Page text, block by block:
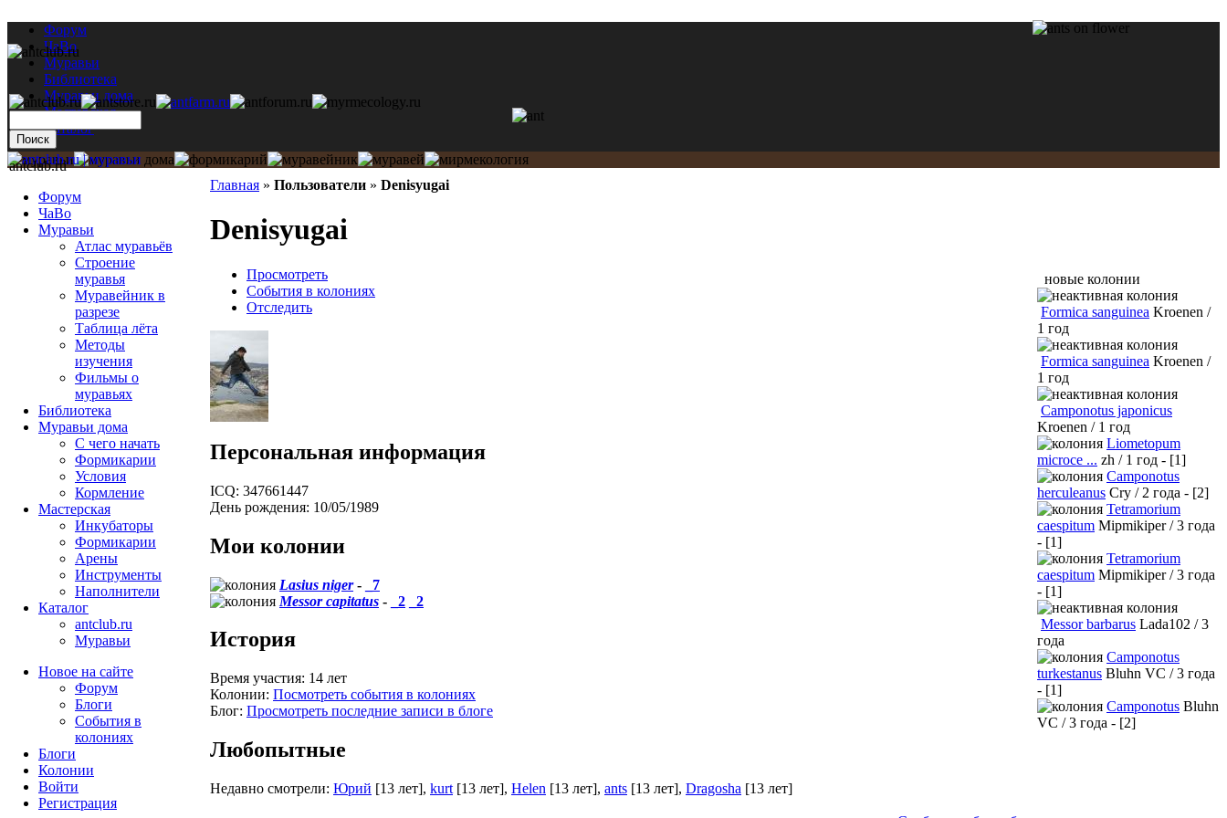
Форум
ЧаВо
Муравьи
Библиотека
Муравьи дома
Мастерская
Каталог
Главная » Пользователи » Denisyugai
Denisyugai
Просмотреть
События в колониях
Отследить
Персональная информация
ICQ: 347661447
День рождения: 10/05/1989
Мои колонии
Lasius niger-
_7
Messor capitatus - _2 _2
История
Время участия: 14 лет
Колонии: Посмотреть события в колониях
Блог: Просмотреть последние записи в блоге
Любопытные
Недавно смотрели: Юрий [13 лет], kurt [13 лет], Helen [13 лет], ants [13 лет], Dragosha [13 лет]
antclub.ru
Форум
ЧаВо
Муравьи
Атлас муравьёв
Строение
муравья
Муравейник в
разрезе
Таблица лёта
Методы
изучения
Фильмы о
муравьях
Библиотека
Муравьи дома
С чего начать
Формикарии
Условия
Кормление
Мастерская
Инкубаторы
Формикарии
Арены
Инструменты
Наполнители
Каталог
antclub.ru
Муравьи
Новое на сайте
Форум
Блоги
События в
колониях
Блоги
Колонии
Войти
Peгиcтpaция
новые колонии
Formica sanguinea Kroenen /
1 год
Formica sanguinea Kroenen /
1 год
Camponotus japonicus
Kroenen / 1 год
Liometopum
microce ... zh / 1 год - [1]
Camponotus
herculeanus Cry / 2 года - [2]
Tetramorium
caespitum Mipmikiper / 3 года
- [1]
Tetramorium
caespitum Mipmikiper / 3 года
- [1]
Messor barbarus Lada102 / 3
года
Camponotus
turkestanus Bluhn VC / 3 года
- [1]
Camponotus Bluhn
VC / 3 года - [2]